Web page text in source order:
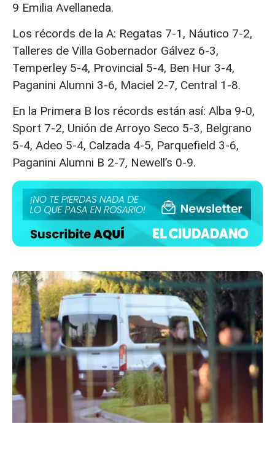
9 Emilia Avellaneda.
Los récords de la A: Regatas 7-1, Náutico 7-2,
Talleres de Villa Gobernador Gálvez 6-3,
Temperley 5-4, Provincial 5-4, Ben Hur 3-4,
Paganini Alumni 3-6, Maciel 2-7, Central 1-8.
En la Primera B los récords están así: Alba 9-0,
Sport 7-2, Unión de Arroyo Seco 5-3, Belgrano
5-4, Adeo 5-4, Calzada 4-5, Parquefield 3-6,
Paganini Alumni B 2-7, Newell’s 0-9.